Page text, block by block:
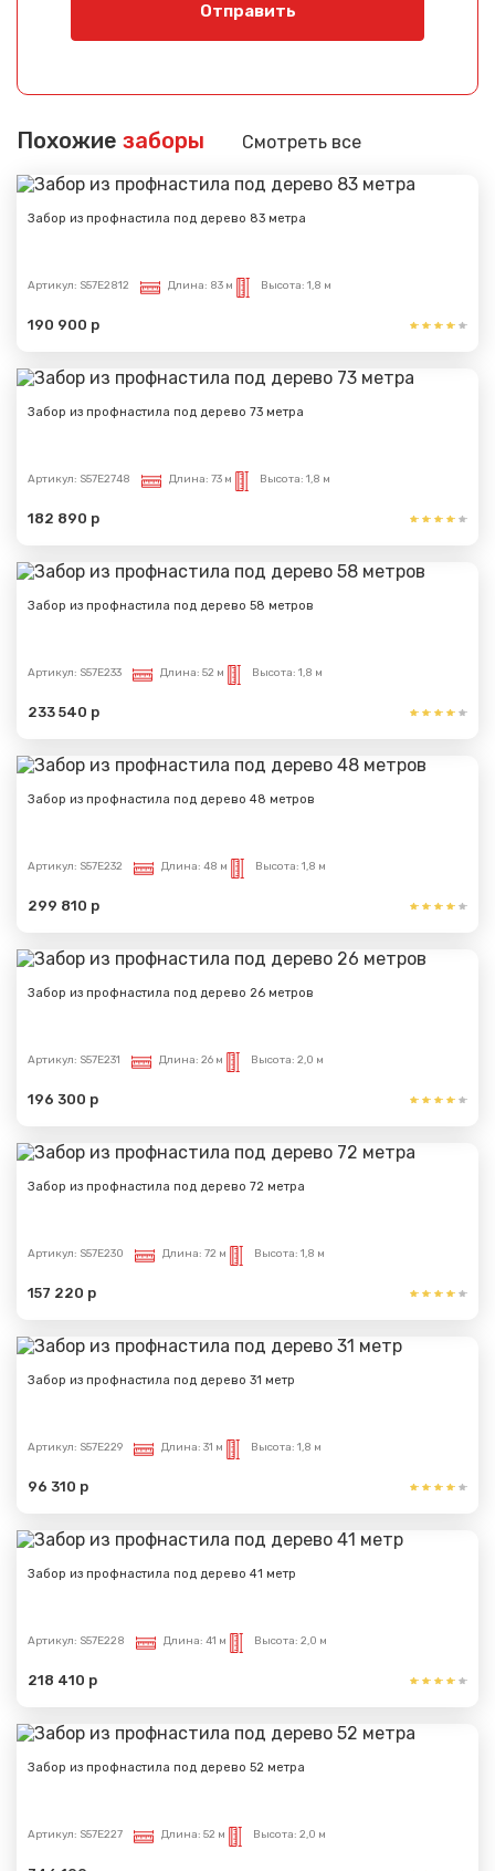
Отправить
Похожие заборы Смотреть все
Забор из профнастила под дерево 83 метра
Артикул: S57E2812 Длина: 83 м Высота: 1,8 м
190 900 р
Забор из профнастила под дерево 73 метра
Артикул: S57E2748 Длина: 73 м Высота: 1,8 м
182 890 р
Забор из профнастила под дерево 58 метров
Артикул: S57E233 Длина: 52 м Высота: 1,8 м
233 540 р
Забор из профнастила под дерево 48 метров
Артикул: S57E232 Длина: 48 м Высота: 1,8 м
299 810 р
Забор из профнастила под дерево 26 метров
Артикул: S57E231 Длина: 26 м Высота: 2,0 м
196 300 р
Забор из профнастила под дерево 72 метра
Артикул: S57E230 Длина: 72 м Высота: 1,8 м
157 220 р
Забор из профнастила под дерево 31 метр
Артикул: S57E229 Длина: 31 м Высота: 1,8 м
96 310 р
Забор из профнастила под дерево 41 метр
Артикул: S57E228 Длина: 41 м Высота: 2,0 м
218 410 р
Забор из профнастила под дерево 52 метра
Артикул: S57E227 Длина: 52 м Высота: 2,0 м
отправлено
Вами.